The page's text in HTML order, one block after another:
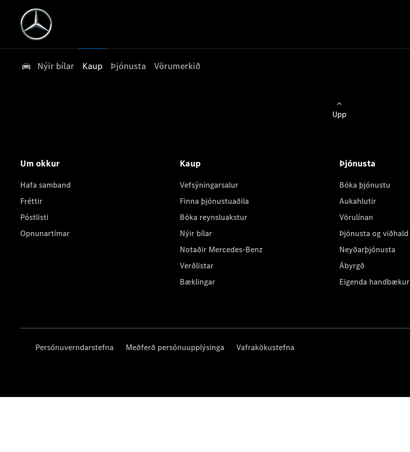
Nýir bílar Kaup Þjónusta Vörumerkið
Upp
Um okkur
Hafa samband
Fréttir
Póstlisti
Opnunartímar
Kaup
Vefsýningarsalur
Finna þjónustuaðila
Bóka reynsluakstur
Nýir bílar
Notaðir Mercedes-Benz
Verðlistar
Bæklingar
Þjónusta
Bóka þjónustu
Aukahlutir
Vörulínan
Þjónusta og viðhald
Neyðarþjónusta
Ábyrgð
Eigenda handbækur
Persónuverndarstefna Meðferð persónuupplýsinga Vafrakökustefna